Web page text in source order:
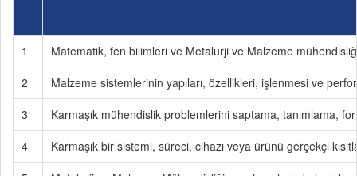
1
Matematik, fen bilimleri ve Metalurji ve Malzeme
2
Malzeme sistemlerinin yapıları, özellikleri, işlenmesi ve
3
Karmaşık mühendislik problemlerini saptama, tanımlama,
4
Karmaşık bir sistemi, süreci, cihazı veya ürünü gerçekçi